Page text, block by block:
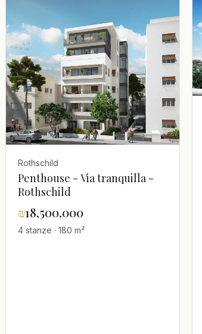
Rothschild
Penthouse - Via tranquilla -
Rothschild
₪18,500,000
4 stanze · 180 m²